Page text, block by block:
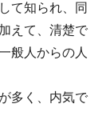
て知られ、同
えて、清楚で
般人からの人
多く、内気で